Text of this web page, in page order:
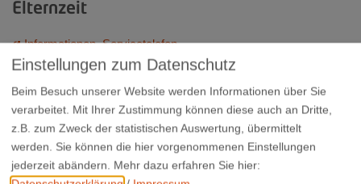
Elternzeit
Informationen, Servicetelefon
Broschüre Elterngeld und Elternzeit
Elternzeit von A - Z - Ratgeber (juristisches Fachportal -
werbefinanziert)
Einstellungen zum Datenschutz
Beim Besuch unserer Website werden Informationen über Sie
verarbeitet. Mit Ihrer Zustimmung können diese auch an Dritte,
z.B. zum Zweck der statistischen Auswertung, übermittelt
werden. Sie können die hier vorgenommenen Einstellungen
jederzeit abändern. Mehr dazu erfahren Sie hier: